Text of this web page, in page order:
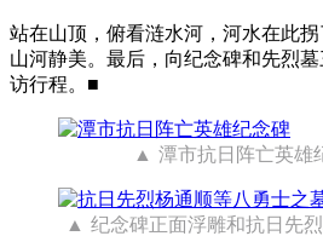
站在山顶，俯看涟水河，河水在此拐
山河静美。最后，向纪念碑和先烈
访行程。■
潭市抗日阵亡英雄
纪念碑正面浮雕和抗日先